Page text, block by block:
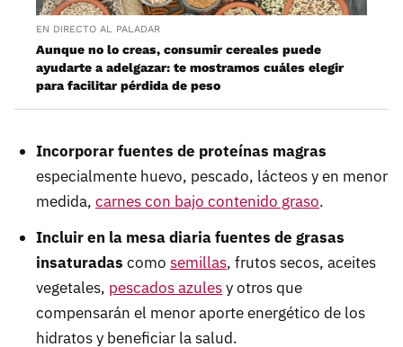
EN DIRECTO AL PALADAR
Aunque no lo creas, consumir cereales puede
ayudarte a adelgazar: te mostramos cuáles elegir
para facilitar pérdida de peso
Incorporar fuentes de proteínas magras
especialmente huevo, pescado, lácteos y en menor
medida, carnes con bajo contenido graso.
Incluir en la mesa diaria fuentes de grasas
insaturadas como semillas, frutos secos, aceites
vegetales, pescados azulesy otros que
compensarán el menor aporte energético de los
hidratos y beneficiar la salud.